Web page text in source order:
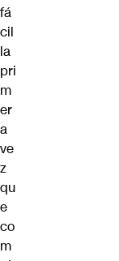
fá
cil
la
pri
m
er
a
ve
z
qu
e
co
m